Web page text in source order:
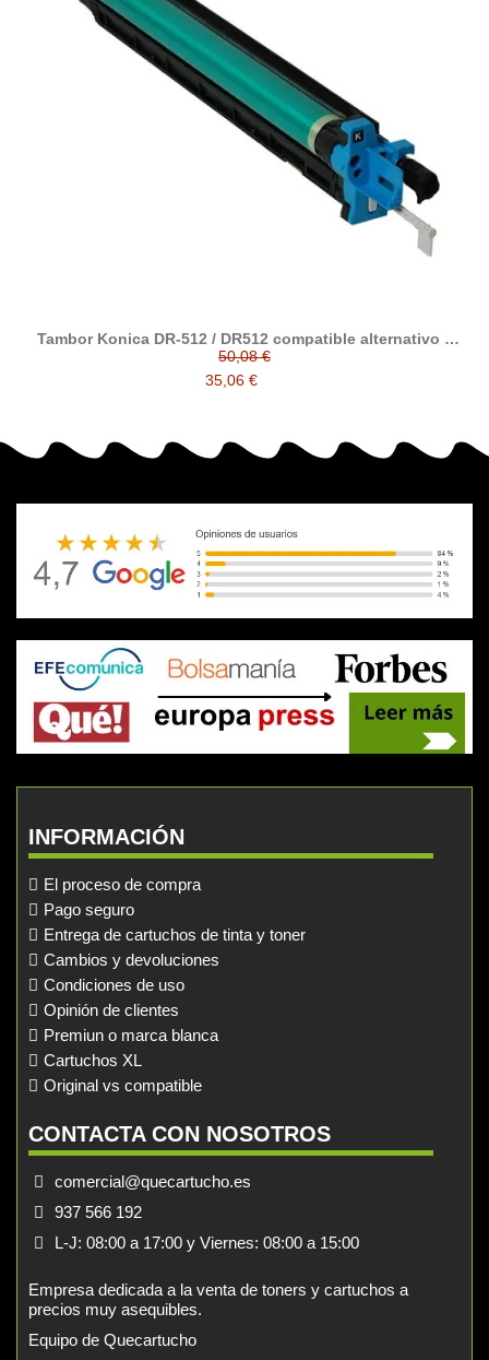
Tambor Konica DR-512 / DR512 compatible alternativo a
A2XN0RD / A2XN0TD
50,08 €
35,06 €
INFORMACIÓN
El proceso de compra
Pago seguro
Entrega de cartuchos de tinta y toner
Cambios y devoluciones
Condiciones de uso
Opinión de clientes
Premiun o marca blanca
Cartuchos XL
Original vs compatible
CONTACTA CON NOSOTROS
comercial@quecartucho.es
937 566 192
L-J: 08:00 a 17:00 y Viernes: 08:00 a 15:00
Empresa dedicada a la venta de toners y cartuchos a
precios muy asequibles.
Equipo de Quecartucho